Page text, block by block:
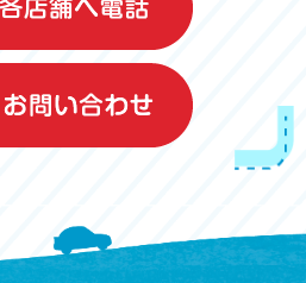
松
対応）